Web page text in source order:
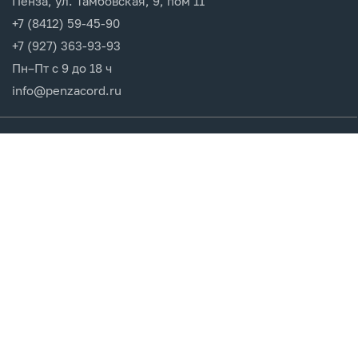
+7 (8412) 59-45-90
+7 (927) 363-93-93
Пн–Пт с 9 до 18 ч
info@penzacord.ru
Производители